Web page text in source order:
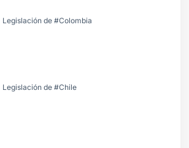
Legislación de #Colombia
Legislación de #Chile